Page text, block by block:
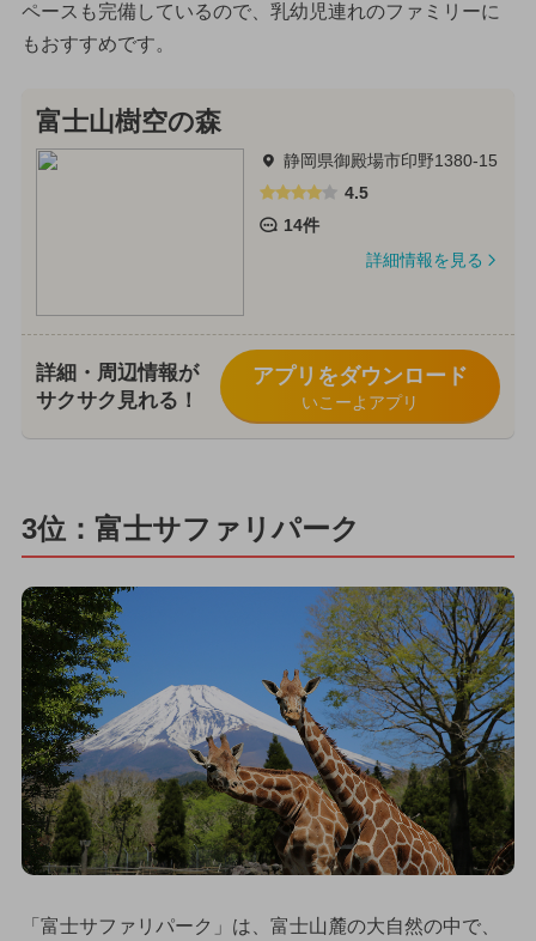
ペースも完備しているので、乳幼児連れのファミリーに
もおすすめです。
富士山樹空の森
静岡県御殿場市印野1380-15
4.5
14件
詳細情報を見る
詳細・周辺情報が
サクサク見れる！
アプリをダウンロード
いこーよアプリ
3位：富士サファリパーク
「富士サファリパーク」は、富士山麓の大自然の中で、